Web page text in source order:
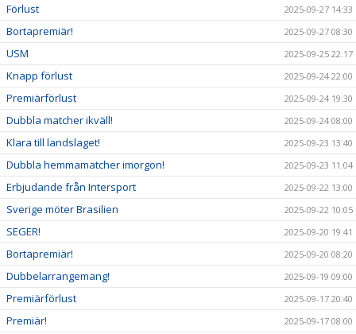
Förlust 2025-09-27 14:33
Bortapremiär! 2025-09-27 08:30
USM 2025-09-25 22:17
Knapp förlust 2025-09-24 22:00
Premiärförlust 2025-09-24 19:30
Dubbla matcher ikväll! 2025-09-24 08:00
Klara till landslaget! 2025-09-23 13:40
Dubbla hemmamatcher imorgon! 2025-09-23 11:04
Erbjudande från Intersport 2025-09-22 13:00
Sverige möter Brasilien 2025-09-22 10:05
SEGER! 2025-09-20 19:41
Bortapremiär! 2025-09-20 08:20
Dubbelarrangemang! 2025-09-19 09:00
Premiärförlust 2025-09-17 20:40
Premiär! 2025-09-17 08:00